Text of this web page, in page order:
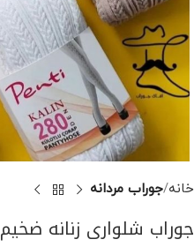
خانه جوراب مردانه
جوراب شلواری زنانه ضخیم